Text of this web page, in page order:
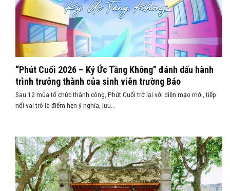
“Phút Cuối 2026 – Ký Ức Tầng Không” đánh dấu hành
trình trưởng thành của sinh viên trường Báo
Sau 12 mùa tổ chức thành công, Phút Cuối trở lại với diện mạo mới, tiếp
nối vai trò là điểm hẹn ý nghĩa, lưu...